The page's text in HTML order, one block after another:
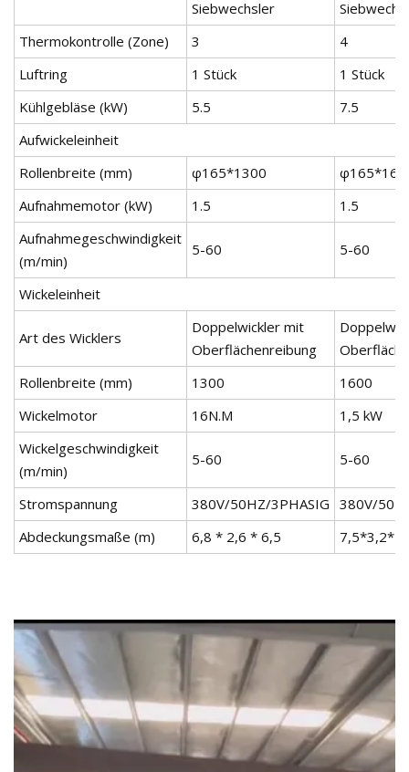
Siebwechsler
Thermokontrolle (Zone)
3
4
Luftring
1 Stück
1 Stück
Kühlgebläse (kW)
5.5
7.5
Aufwickeleinheit
Rollenbreite (mm)
φ165*1300
Aufnahmemotor (kW)
1.5
1.5
Aufnahmegeschwindigkeit
(m/min)
5-60 5-60
Wickeleinheit
Art des Wicklers
Doppelwickler mit
Oberflächenreibung
Rollenbreite (mm)
1300
1600
Wickelmotor
16N.M
1,5 kW
Wickelgeschwindigkeit
(m/min)
5-60 5-60
Stromspannung 380V/50HZ/3PHASIG 380V/
Abdeckungsmaße (m)
6,8 * 2,6 * 6,5